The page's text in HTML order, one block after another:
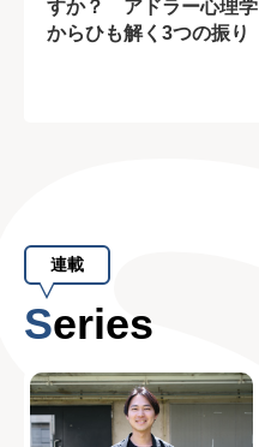
すか？ アドラー心理学
からひも解く3つの振り
連載
Series